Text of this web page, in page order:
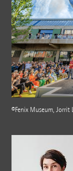
©Fenix Museum, Jorrit